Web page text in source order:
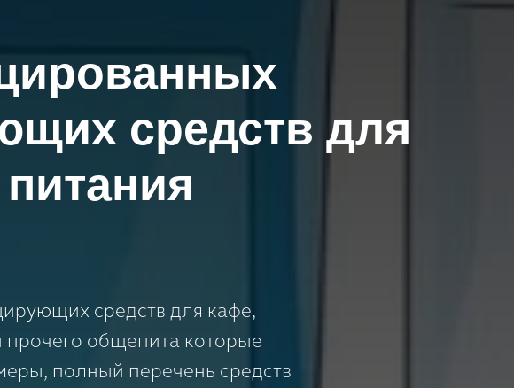
средств для
средств для кафе,
прочего общепита которые
полный перечень средств